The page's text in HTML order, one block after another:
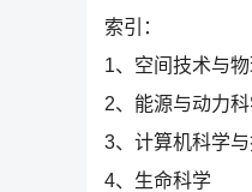
索引：
1、空间技术与
2、能源与动力
3、计算机科学
4、生命科学